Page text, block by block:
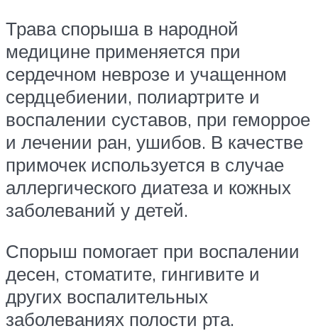
Трава спорыша в народной
медицине применяется при
сердечном неврозе и учащенном
сердцебиении, полиартрите и
воспалении суставов, при геморрое
и лечении ран, ушибов. В качестве
примочек используется в случае
аллергического диатеза и кожных
заболеваний у детей.
Спорыш помогает при воспалении
десен, стоматите, гингивите и
других воспалительных
заболеваниях полости рта.